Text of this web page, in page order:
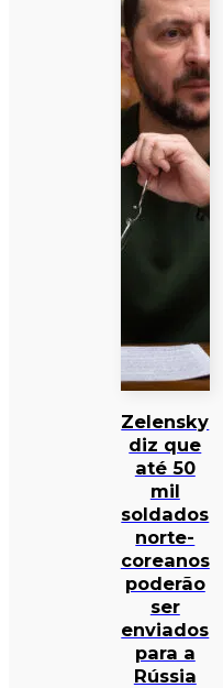
Zelensky
diz que
até 50
mil
soldados
norte-
coreanos
poderão
ser
enviados
para a
Rússia